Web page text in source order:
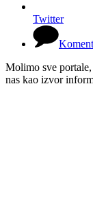
Twitter
Molimo sve
nas kao izvor